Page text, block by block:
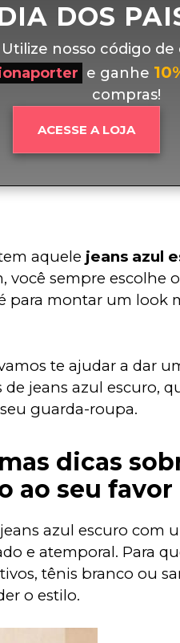
DOS
Utilize nosso código
e ganhe
compras!
ACESSE A LOJA
aquele jeans azul
você sempre escolhe
para montar um look
te ajudar a dar
jeans azul escuro,
guarda-roupa.
dicas
ao seu favor
azul escuro com
e atemporal. Para
tênis branco ou
o estilo.